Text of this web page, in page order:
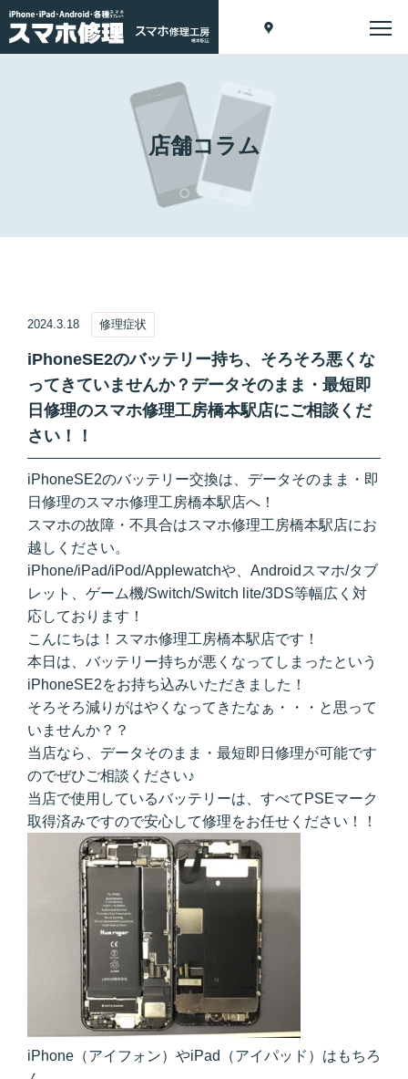
店舗コラム
2024.3.18 修理症状
iPhoneSE2のバッテリー持ち、そろそろ悪くな
ってきていませんか？データそのまま・最短即
日修理のスマホ修理工房橋本駅店にご相談くだ
さい！！
iPhoneSE2のバッテリー交換は、データそのまま・即
日修理のスマホ修理工房橋本駅店へ！
スマホの故障・不具合はスマホ修理工房橋本駅店にお
越しください。
iPhone/iPad/iPod/Applewatchや、Androidスマホ/タブ
レット、ゲーム機/Switch/Switch lite/3DS等幅広く対
応しております！
こんにちは！スマホ修理工房橋本駅店です！
本日は、バッテリー持ちが悪くなってしまったという
iPhoneSE2をお持ち込みいただきました！
そろそろ減りがはやくなってきたなぁ・・・と思って
いませんか？？
当店なら、データそのまま・最短即日修理が可能です
のでぜひご相談ください♪
当店で使用しているバッテリーは、すべてPSEマーク
取得済みですので安心して修理をお任せください！！
iPhone（アイフォン）やiPad（アイパッド）はもちろ